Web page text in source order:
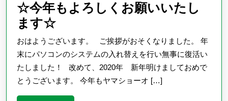
☆今年もよろしくお願いいたし
ます☆☆
今
年
も
よ
おはようございます。 ご挨拶がおそくなりました。 年
末にパソコンのシステムの入れ替えを行い無事に復活い
たしました！ 改めて、2020年 新年明けましておめで
とうございます。 今年もヤマショーオ […]